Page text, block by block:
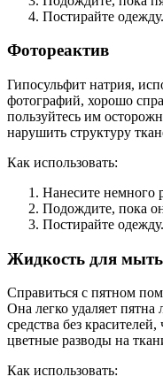
Постирайте одежду.
Фотореактив
Гипосульфит натрия,
фотографий, хорошо
пользуйтесь им
нарушить структуру
Как использовать:
Нанесите немного
Подождите, пока
Постирайте одежду.
Жидкость для
Справиться с пятном
Она легко удаляет
средства без
цветные разводы на
Как использовать: